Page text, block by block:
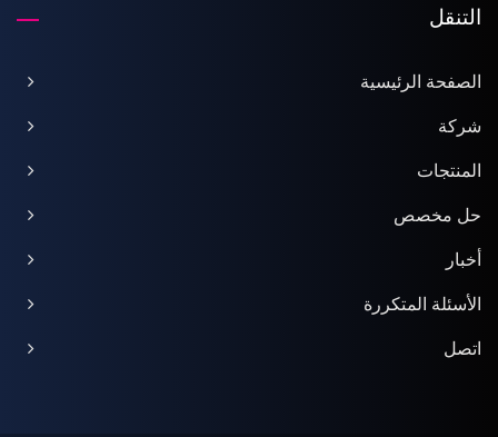
التنقل
الصفحة الرئيسية
شركة
المنتجات
حل مخصص
أخبار
الأسئلة المتكررة
اتصل